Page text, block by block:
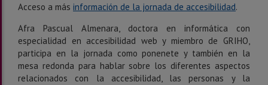
Acceso a más información de la jornada de accesibilidad.
Afra Pascual Almenara, doctora en informática con
especialidad en accesibilidad web y miembro de GRIHO,
participa en la jornada como ponenete y también en la
mesa redonda para hablar sobre los diferentes aspectos
relacionados con la accesibilidad, las personas y la